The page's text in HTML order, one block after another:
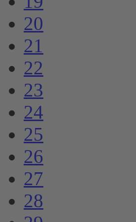
20
21
22
23
24
25
26
27
28